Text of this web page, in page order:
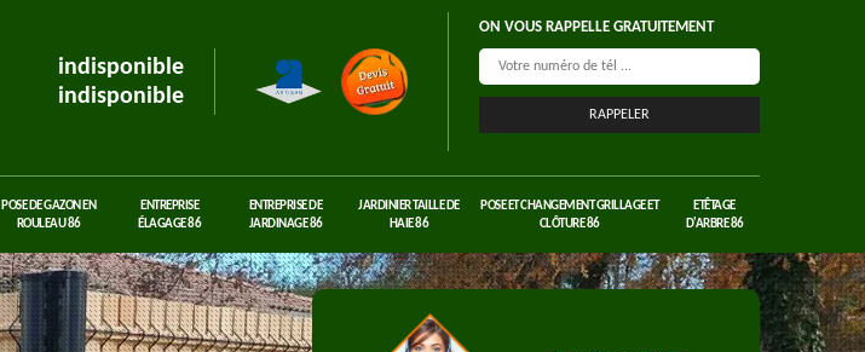
indisponible
indisponible
ON VOUS RAPPELLE GRATUITEMENT
POSE DE GAZON EN
ROULEAU 86
ENTREPRISE
ÉLAGAGE 86
ENTREPRISE DE
JARDINAGE 86
JARDINIER TAILLE DE
HAIE 86
POSE ET CHANGEMENT GRILLAGE ET
CLÔTURE 86
ETÊTAGE
D'ARBRE 86